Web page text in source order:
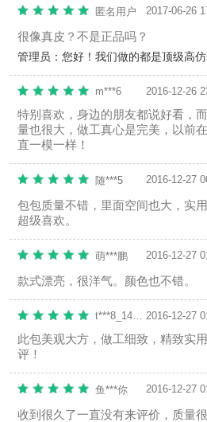
匿名用户 2017-06-26
很像真皮？不是正品吗？
管理员： 您好！我们做的都是顶级高仿
m***6 2016-12-26
特别喜欢，身边的朋友都说好看，
量也很大，做工真心是完美，以前
直一模一样！
随***5 2016-12-27
包包质量不错，里面空间也大，实
超级喜欢。
萌***鹏 2016-12-27
款式漂亮，很洋气。颜色也不错。
t***8_1482887975 2016-12-27
此包美观大方，做工细致，精致实
评！
鱼***你 2016-12-27
收到很久了一直没有来评价，质量